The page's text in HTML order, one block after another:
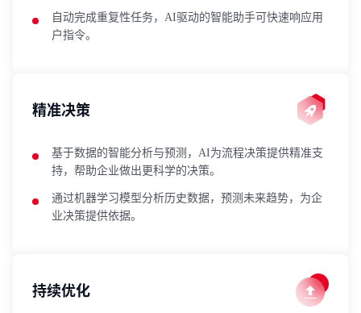
自动完成重复性任务，AI驱动的智能助手可快速响应用
户指令。
精准决策
基于数据的智能分析与预测，AI为流程决策提供精准支
持，帮助企业做出更科学的决策。
通过机器学习模型分析历史数据，预测未来趋势，为企
业决策提供依据。
持续优化